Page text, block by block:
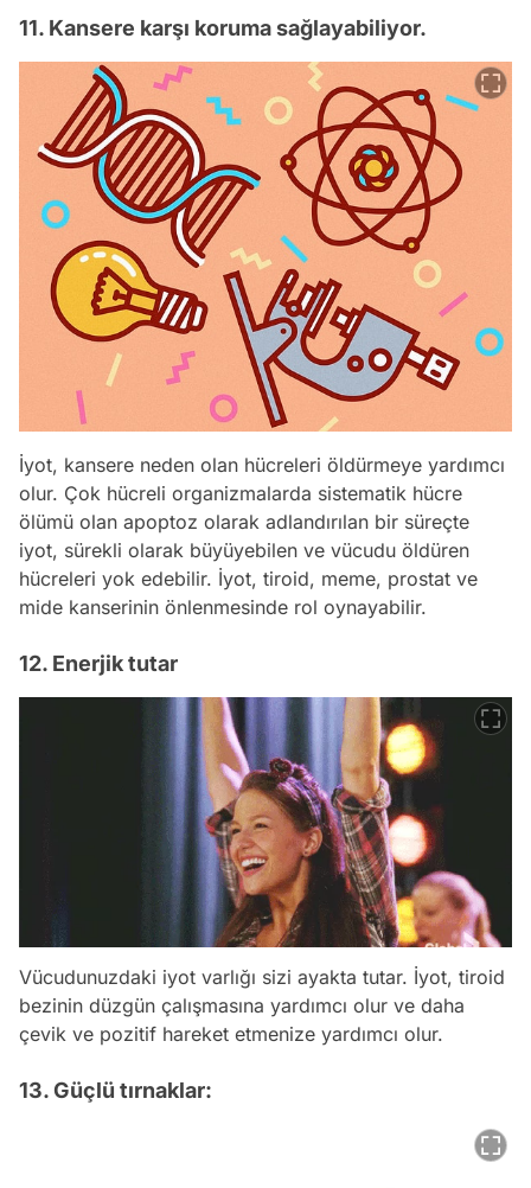
11. Kansere karşı koruma sağlayabiliyor.
İyot, kansere neden olan hücreleri öldürmeye yardımcı
olur. Çok hücreli organizmalarda sistematik hücre
ölümü olan apoptoz olarak adlandırılan bir süreçte
iyot, sürekli olarak büyüyebilen ve vücudu öldüren
hücreleri yok edebilir. İyot, tiroid, meme, prostat ve
mide kanserinin önlenmesinde rol oynayabilir.
12. Enerjik tutar
Vücudunuzdaki iyot varlığı sizi ayakta tutar. İyot, tiroid
bezinin düzgün çalışmasına yardımcı olur ve daha
çevik ve pozitif hareket etmenize yardımcı olur.
13. Güçlü tırnaklar: